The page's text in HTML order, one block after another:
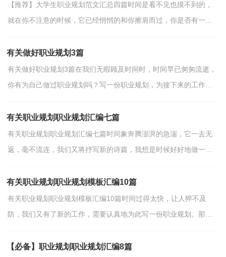
【推荐】大学生职业规划范文汇总四篇时间是看不见也摸不到的，
就在你不注意的时候，它已经悄悄的和你擦肩而过，你是否有一个
有关做好职业规划3篇
有关做好职业规划3篇在我们无暇顾及时间时，时间早已匆匆流逝，
你有为自己做过职业规划吗？写一份职业规划，为接下来的工作做
有关职业规划职业规划汇编七篇
有关职业规划职业规划汇编七篇时间象奔腾澎湃的急湍，它一去无
返，毫不流连，我们又将抒写新的诗篇，我想是时候好好地做一份
有关职业规划职业规划模板汇编10篇
有关职业规划职业规划模板汇编10篇时间过得太快，让人猝不及
防，我们又有了新的工作，需要认真地为此写一份职业规划。那么
【必备】职业规划职业规划汇编8篇